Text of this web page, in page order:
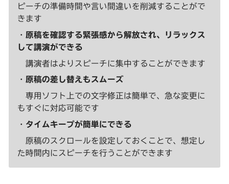
ピーチの準備時間や言い間違いを削減することがで
きます
・ 原稿を確認する緊張感から解放され、リラックス
して講演ができる
講演者はよりスピーチに集中することができます
・原稿の差し替えもスムーズ
専用ソフト上での文字修正は簡単で、急な変更に
もすぐに対応可能です
・ タイムキープが簡単にできる
原稿のスクロールを設定しておくことで、想定し
た時間内にスピーチを行うことができます